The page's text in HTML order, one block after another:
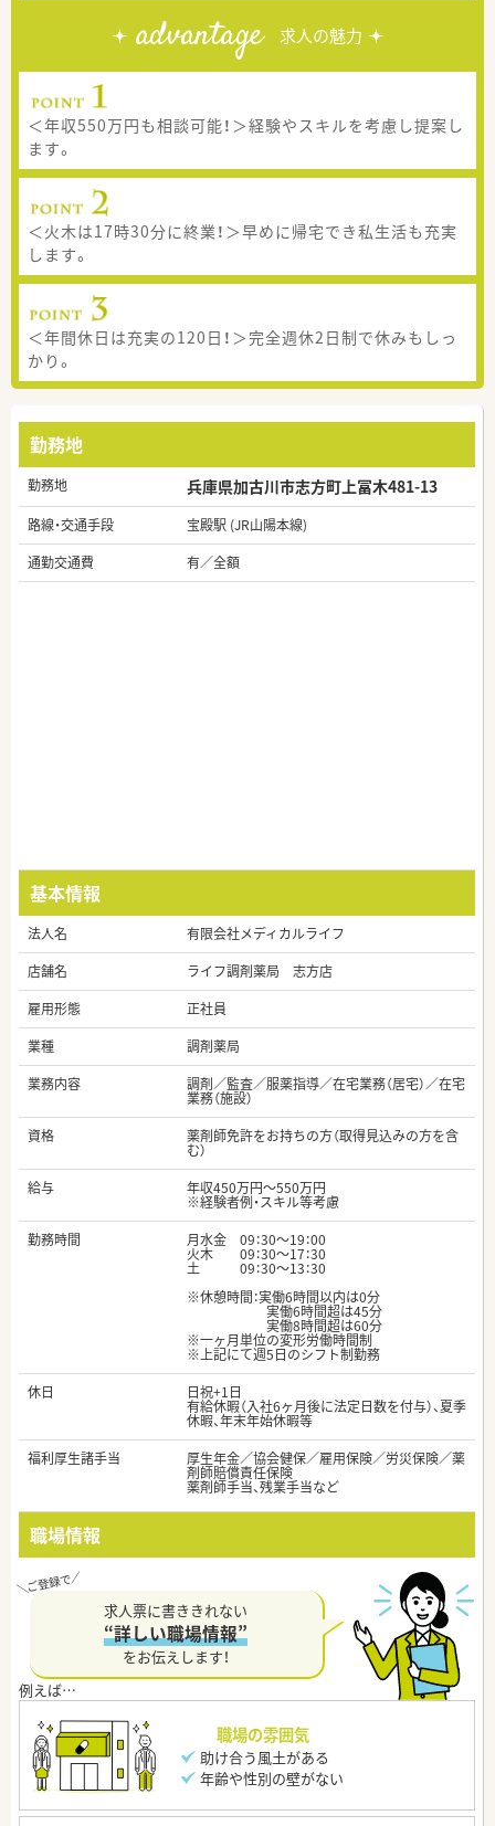
advantage 求人の魅力
＜年収550万円も相談可能！＞経験やスキルを考慮し提案し
ます。
＜火木は17時30分に終業！＞早めに帰宅でき私生活も充実
します。
＜年間休日は充実の120日！＞完全週休2日制で休みもしっ
かり。
勤務地
勤務地 兵庫県加古川市志方町上冨木481-13
路線・交通手段
宝殿駅 (JR山陽本線)
通勤交通費
有／全額
基本情報
法人名
有限会社メディカルライフ
店舗名
ライフ調剤薬局 志方店
雇用形態
正社員
業種
調剤薬局
業務内容
調剤／監査／服薬指導／在宅業務（居宅）／在宅
業務（施設）
資格
薬剤師免許をお持ちの方（取得見込みの方を含
む）
給与
年収450万円～550万円
※経験者例・スキル等考慮
勤務時間
月水金 09：30～19：00
火木 09：30～17：30
土 09：30～13：30
※休憩時間：実働6時間以内は0分
実働6時間超は45分
実働8時間超は60分
※一ヶ月単位の変形労働時間制
※上記にて週5日のシフト制勤務
休日
日祝+1日
有給休暇（入社6ヶ月後に法定日数を付与）、夏季
休暇、年末年始休暇等
福利厚生諸手当
厚生年金／協会健保／雇用保険／労災保険／薬
剤師賠償責任保険
薬剤師手当、残業手当など
職場情報
求人票に書ききれない
“詳しい職場情報”
をお伝えします！
職場の雰囲気
助け合う風土がある
年齢や性別の壁がない